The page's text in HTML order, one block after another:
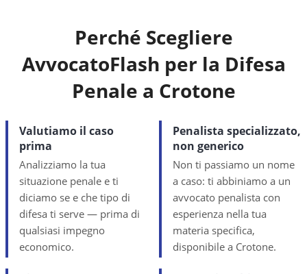
Perché Scegliere
AvvocatoFlash per la Difesa
Penale a Crotone
Valutiamo il caso
prima
Analizziamo la tua
situazione penale e ti
diciamo se e che tipo di
difesa ti serve — prima di
qualsiasi impegno
economico.
Penalista specializzato,
non generico
Non ti passiamo un nome
a caso: ti abbiniamo a un
avvocato penalista con
esperienza nella tua
materia specifica,
disponibile a Crotone.